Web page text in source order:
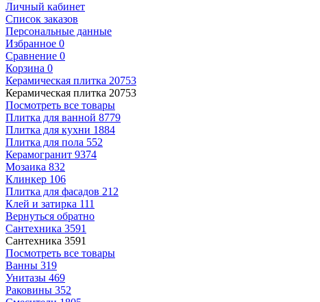
Личный кабинет
Список заказов
Персональные данные
Избранное 0
Сравнение 0
Корзина 0
Керамическая плитка 20753
Керамическая плитка 20753
Посмотреть все товары
Плитка для ванной 8779
Плитка для кухни 1884
Плитка для пола 552
Керамогранит 9374
Мозаика 832
Клинкер 106
Плитка для фасадов 212
Клей и затирка 111
Вернуться обратно
Сантехника 3591
Сантехника 3591
Посмотреть все товары
Ванны 319
Унитазы 469
Раковины 352